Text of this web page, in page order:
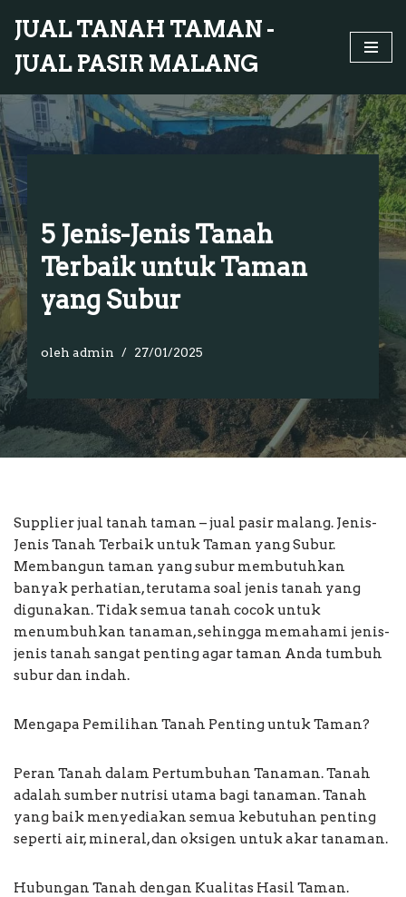
ke
konten
JUAL TANAH TAMAN -
JUAL PASIR MALANG
5 Jenis-Jenis Tanah
Terbaik untuk Taman
yang Subur
oleh admin 27/01/2025
Supplier jual tanah taman – jual pasir malang. Jenis-
Jenis Tanah Terbaik untuk Taman yang Subur.
Membangun taman yang subur membutuhkan
banyak perhatian, terutama soal jenis tanah yang
digunakan. Tidak semua tanah cocok untuk
menumbuhkan tanaman, sehingga memahami jenis-
jenis tanah sangat penting agar taman Anda tumbuh
subur dan indah.
Mengapa Pemilihan Tanah Penting untuk Taman?
Peran Tanah dalam Pertumbuhan Tanaman. Tanah
adalah sumber nutrisi utama bagi tanaman. Tanah
yang baik menyediakan semua kebutuhan penting
seperti air, mineral, dan oksigen untuk akar tanaman.
Hubungan Tanah dengan Kualitas Hasil Taman.